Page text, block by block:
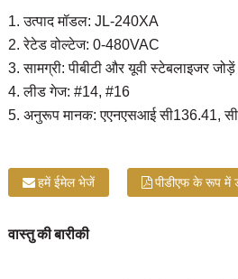
1. उत्पाद मॉडल: JL-240XA
2. रेटेड वोल्टेज: 0-480VAC
3. सामग्री: पीबीटी और यूवी स्टेबलाइजर जोड़ें
4. लीड गेज: #14, #16
5. अनुरूप मानक: एएनएसआई सी136.41,
हमें ईमेल भेजें पीडीएफ के रूप में
वास्तु की बारीकी